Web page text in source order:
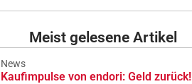
Meist gelesene Artikel
News
Kaufimpulse von endori: Geld zurück!